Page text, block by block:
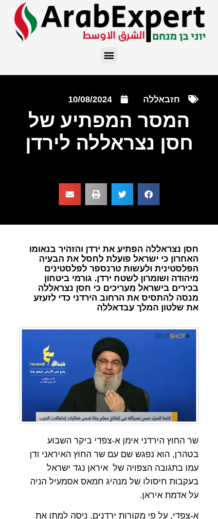
חזבאללה 10/08/2024
המסר המפתיע של
חסן נצראללה לירדן
חסן נצראללה הפתיע את ירדן והזהיר בנאומו
האחרון כי ישראל פועלת לחסל את הבעיה
הפלסטינית ולעשות טרנספר לפלסטינים
מיהודה ושומרון לשטח ירדן. גורמי ביטחון
בכירים בישראל מעריכים כי חסן נצראללה
מנסה להתסיס את הרחוב הירדני כדי לזעזע
את שלטון המלך עבדאללה
שר החוץ הירדני אימן א-צפדי ביקר השבוע
בטהרן, הוא נפגש שם עם שר החוץ האיראני ודן
עמו בתגובה הצפויה של איראן נגד ישראל
בעקבות חיסולו של מנהיג חמאס אסמעיל הניה
על אדמת איראן.
א-צפדי, על פי מקורות ירדנים, ניסה למתן את